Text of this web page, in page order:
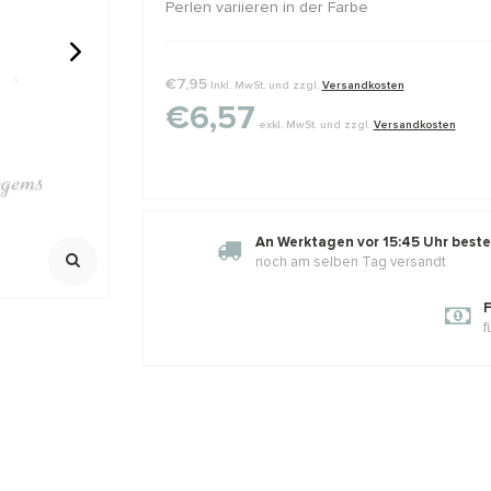
Excl. btw
GARNET: Griffin zijde draad
Perlen variieren in der Farbe
€7,95 Inkl. MwSt. und zzgl. Versandkosten
€6,57 exkl. MwSt. und zzgl. Versandkosten
An Werktagen vor 15:45 Uhr
noch am selben Tag versandt